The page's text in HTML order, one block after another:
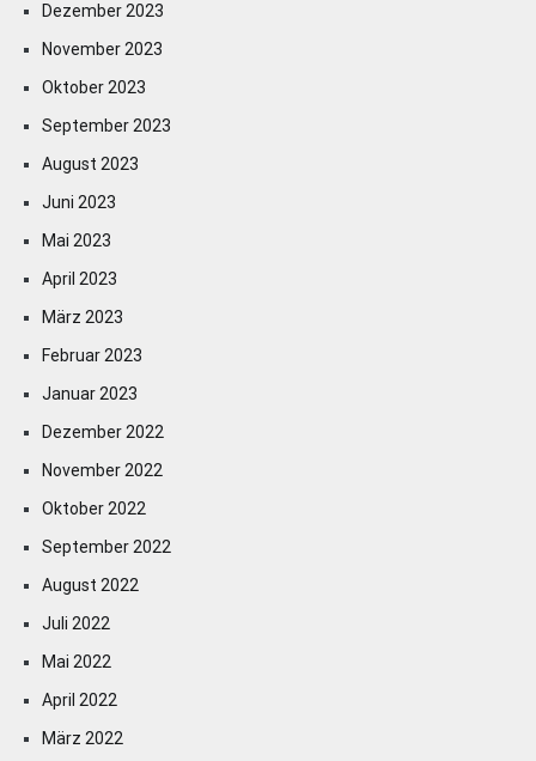
Dezember 2023
November 2023
Oktober 2023
September 2023
August 2023
Juni 2023
Mai 2023
April 2023
März 2023
Februar 2023
Januar 2023
Dezember 2022
November 2022
Oktober 2022
September 2022
August 2022
Juli 2022
Mai 2022
April 2022
März 2022